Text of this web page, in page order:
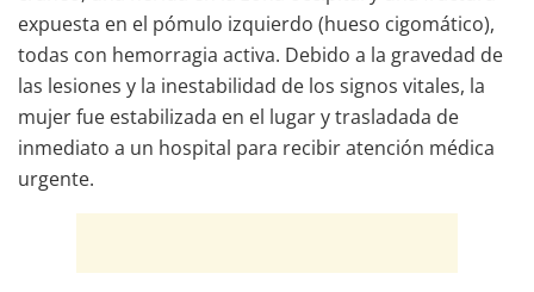
expuesta en el pómulo izquierdo (hueso cigomático),
todas con hemorragia activa. Debido a la gravedad de
las lesiones y la inestabilidad de los signos vitales, la
mujer fue estabilizada en el lugar y trasladada de
inmediato a un hospital para recibir atención médica
urgente.